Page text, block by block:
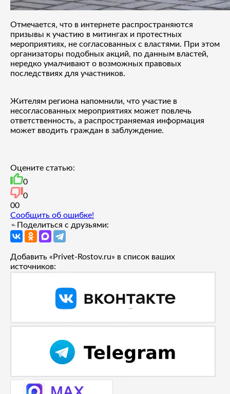
Отмечается, что в интернете распространяются
призывы к участию в митингах и протестных
мероприятиях, не согласованных с властями. При этом
организаторы подобных акций, по данным властей,
нередко умалчивают о возможных правовых
последствиях для участников.
Жителям региона напомнили, что участие в
несогласованных мероприятиях может повлечь
ответственность, а распространяемая информация
может вводить граждан в заблуждение.
Оцените статью:
0
0
00
Сообщить об ошибке!
Поделиться с друзьями:
Добавить «Privet-Rostov.ru» в список ваших
источников: